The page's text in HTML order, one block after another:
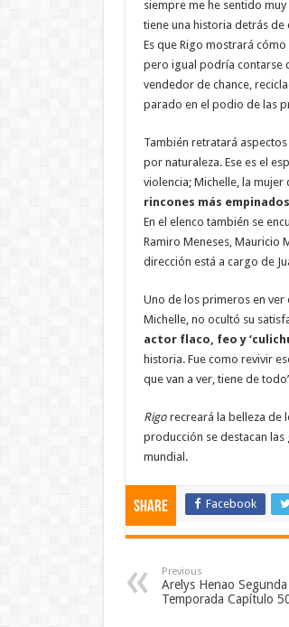
siempre me he sentido
tiene una historia detrás de
Es que Rigo mostrará
pero igual podría contarse
vendedor de chance,
parado en el podio de las
También retratará
por naturaleza. Ese es el
violencia; Michelle, la
rincones más
En el elenco también se
Ramiro Meneses, Mauricio
dirección está a cargo de
Uno de los primeros en
Michelle, no ocultó su
actor flaco, feo y
historia. Fue como revivir
que van a ver, tiene de
Rigo recreará la belleza de
producción se destacan
mundial.
Share Facebook
Previous
Arelys Henao Segunda
Temporada Capítulo